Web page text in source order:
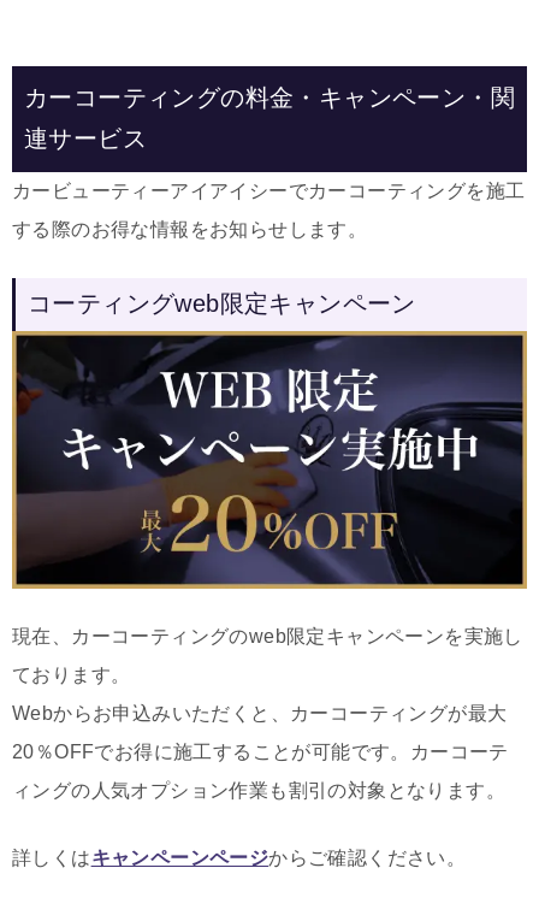
カーコーティングの料金・キャンペーン・関
連サービス
カービューティーアイアイシーでカーコーティングを施工
する際のお得な情報をお知らせします。
コーティングweb限定キャンペーン
現在、カーコーティングのweb限定キャンペーンを実施し
ております。
Webからお申込みいただくと、カーコーティングが最大
20％OFFでお得に施工することが可能です。カーコーテ
ィングの人気オプション作業も割引の対象となります。
詳しくはキャンペーンページからご確認ください。